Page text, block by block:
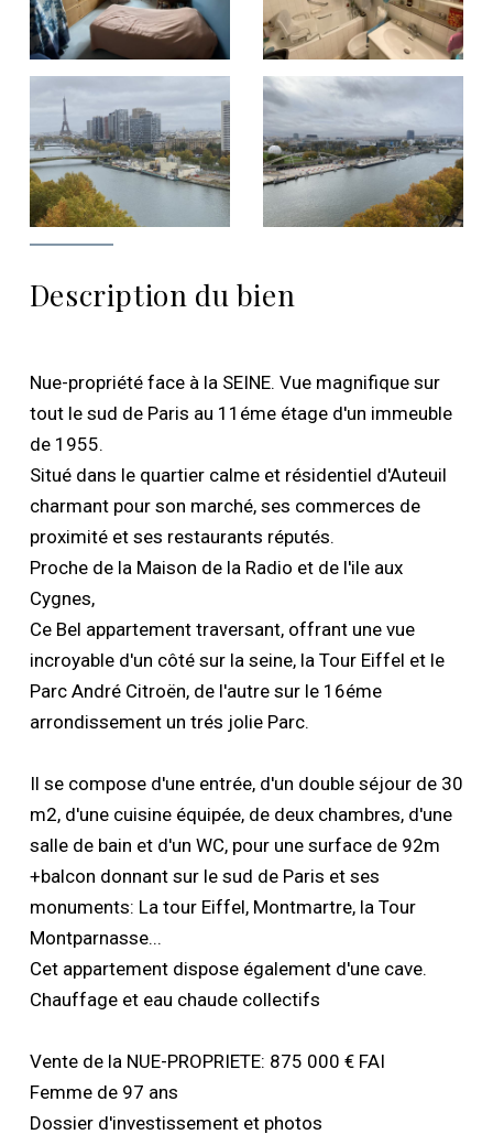
Description du bien
Nue-propriété face à la SEINE. Vue magnifique sur
tout le sud de Paris au 11éme étage d'un immeuble
de 1955.
Situé dans le quartier calme et résidentiel d'Auteuil
charmant pour son marché, ses commerces de
proximité et ses restaurants réputés.
Proche de la Maison de la Radio et de l'ile aux
Cygnes,
Ce Bel appartement traversant, offrant une vue
incroyable d'un côté sur la seine, la Tour Eiffel et le
Parc André Citroën, de l'autre sur le 16éme
arrondissement un trés jolie Parc.
Il se compose d'une entrée, d'un double séjour de 30
m2, d'une cuisine équipée, de deux chambres, d'une
salle de bain et d'un WC, pour une surface de 92m
+balcon donnant sur le sud de Paris et ses
monuments: La tour Eiffel, Montmartre, la Tour
Montparnasse...
Cet appartement dispose également d'une cave.
Chauffage et eau chaude collectifs
Vente de la NUE-PROPRIETE: 875 000 € FAI
Femme de 97 ans
Dossier d'investissement et photos